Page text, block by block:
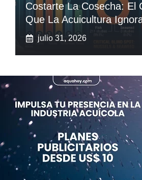
Costarte La Cosecha: El
Que La Acuicultura
julio 31, 2026